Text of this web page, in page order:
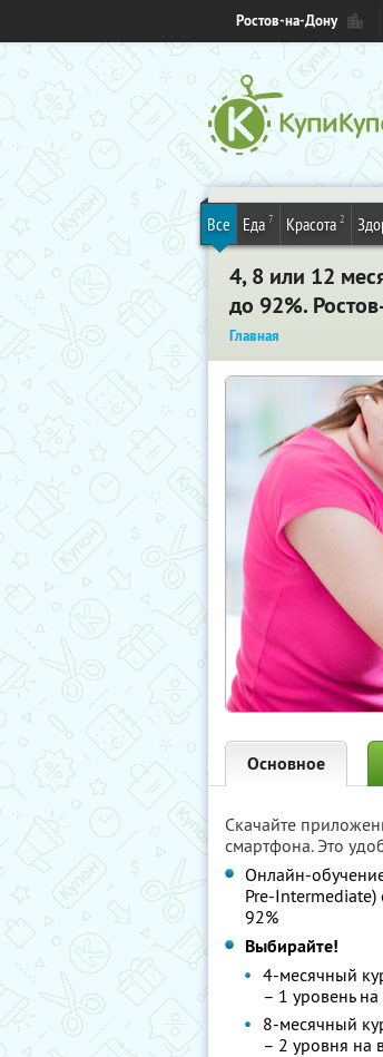
Ростов-на-Дону
Все Еда 7 Красота 2
4, 8 или 12
до 92%.
Главная
Основное
Скачайте
смартфона. Это
Онлайн-
Pre-
92%
Выбирайте!
4-месячный
– 1 уровень
8-месячный
– 2 уровня на